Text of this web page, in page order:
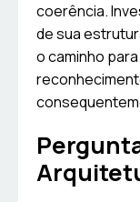
coerência.
de sua
o caminho